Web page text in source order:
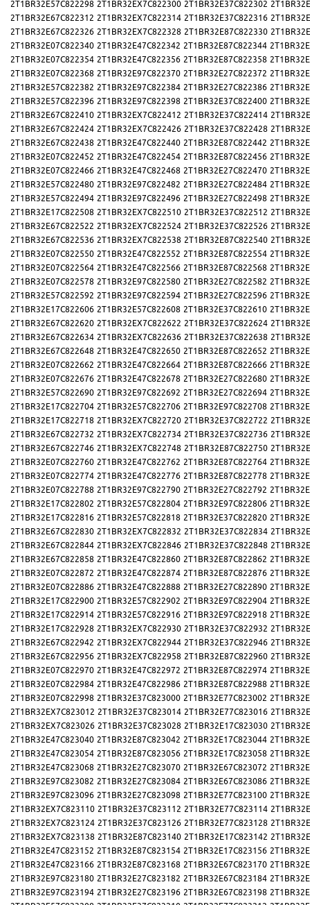
2T1BR32E57C822298 2T1BR32EX7C822300 2T1BR32E37C822302
2T1BR32E67C822312 2T1BR32EX7C822314 2T1BR32E37C822316
2T1BR32E67C822326 2T1BR32EX7C822328 2T1BR32E87C822330
2T1BR32E07C822340 2T1BR32E47C822342 2T1BR32E87C822344
2T1BR32E07C822354 2T1BR32E47C822356 2T1BR32E87C822358
2T1BR32E07C822368 2T1BR32E97C822370 2T1BR32E27C822372
2T1BR32E57C822382 2T1BR32E97C822384 2T1BR32E27C822386
2T1BR32E57C822396 2T1BR32E97C822398 2T1BR32E37C822400
2T1BR32E67C822410 2T1BR32EX7C822412 2T1BR32E37C822414
2T1BR32E67C822424 2T1BR32EX7C822426 2T1BR32E37C822428
2T1BR32E67C822438 2T1BR32E47C822440 2T1BR32E87C822442
2T1BR32E07C822452 2T1BR32E47C822454 2T1BR32E87C822456
2T1BR32E07C822466 2T1BR32E47C822468 2T1BR32E27C822470
2T1BR32E57C822480 2T1BR32E97C822482 2T1BR32E27C822484
2T1BR32E57C822494 2T1BR32E97C822496 2T1BR32E27C822498
2T1BR32E17C822508 2T1BR32EX7C822510 2T1BR32E37C822512
2T1BR32E67C822522 2T1BR32EX7C822524 2T1BR32E37C822526
2T1BR32E67C822536 2T1BR32EX7C822538 2T1BR32E87C822540
2T1BR32E07C822550 2T1BR32E47C822552 2T1BR32E87C822554
2T1BR32E07C822564 2T1BR32E47C822566 2T1BR32E87C822568
2T1BR32E07C822578 2T1BR32E97C822580 2T1BR32E27C822582
2T1BR32E57C822592 2T1BR32E97C822594 2T1BR32E27C822596
2T1BR32E17C822606 2T1BR32E57C822608 2T1BR32E37C822610
2T1BR32E67C822620 2T1BR32EX7C822622 2T1BR32E37C822624
2T1BR32E67C822634 2T1BR32EX7C822636 2T1BR32E37C822638
2T1BR32E67C822648 2T1BR32E47C822650 2T1BR32E87C822652
2T1BR32E07C822662 2T1BR32E47C822664 2T1BR32E87C822666
2T1BR32E07C822676 2T1BR32E47C822678 2T1BR32E27C822680
2T1BR32E57C822690 2T1BR32E97C822692 2T1BR32E27C822694
2T1BR32E17C822704 2T1BR32E57C822706 2T1BR32E97C822708
2T1BR32E17C822718 2T1BR32EX7C822720 2T1BR32E37C822722
2T1BR32E67C822732 2T1BR32EX7C822734 2T1BR32E37C822736
2T1BR32E67C822746 2T1BR32EX7C822748 2T1BR32E87C822750
2T1BR32E07C822760 2T1BR32E47C822762 2T1BR32E87C822764
2T1BR32E07C822774 2T1BR32E47C822776 2T1BR32E87C822778
2T1BR32E07C822788 2T1BR32E97C822790 2T1BR32E27C822792
2T1BR32E17C822802 2T1BR32E57C822804 2T1BR32E97C822806
2T1BR32E17C822816 2T1BR32E57C822818 2T1BR32E37C822820
2T1BR32E67C822830 2T1BR32EX7C822832 2T1BR32E37C822834
2T1BR32E67C822844 2T1BR32EX7C822846 2T1BR32E37C822848
2T1BR32E67C822858 2T1BR32E47C822860 2T1BR32E87C822862
2T1BR32E07C822872 2T1BR32E47C822874 2T1BR32E87C822876
2T1BR32E07C822886 2T1BR32E47C822888 2T1BR32E27C822890
2T1BR32E17C822900 2T1BR32E57C822902 2T1BR32E97C822904
2T1BR32E17C822914 2T1BR32E57C822916 2T1BR32E97C822918
2T1BR32E17C822928 2T1BR32EX7C822930 2T1BR32E37C822932
2T1BR32E67C822942 2T1BR32EX7C822944 2T1BR32E37C822946
2T1BR32E67C822956 2T1BR32EX7C822958 2T1BR32E87C822960
2T1BR32E07C822970 2T1BR32E47C822972 2T1BR32E87C822974
2T1BR32E07C822984 2T1BR32E47C822986 2T1BR32E87C822988
2T1BR32E07C822998 2T1BR32E37C823000 2T1BR32E77C823002
2T1BR32EX7C823012 2T1BR32E37C823014 2T1BR32E77C823016
2T1BR32EX7C823026 2T1BR32E37C823028 2T1BR32E17C823030
2T1BR32E47C823040 2T1BR32E87C823042 2T1BR32E17C823044
2T1BR32E47C823054 2T1BR32E87C823056 2T1BR32E17C823058
2T1BR32E47C823068 2T1BR32E27C823070 2T1BR32E67C823072
2T1BR32E97C823082 2T1BR32E27C823084 2T1BR32E67C823086
2T1BR32E97C823096 2T1BR32E27C823098 2T1BR32E77C823100
2T1BR32EX7C823110 2T1BR32E37C823112 2T1BR32E77C823114
2T1BR32EX7C823124 2T1BR32E37C823126 2T1BR32E77C823128
2T1BR32EX7C823138 2T1BR32E87C823140 2T1BR32E17C823142
2T1BR32E47C823152 2T1BR32E87C823154 2T1BR32E17C823156
2T1BR32E47C823166 2T1BR32E87C823168 2T1BR32E67C823170
2T1BR32E97C823180 2T1BR32E27C823182 2T1BR32E67C823184
2T1BR32E97C823194 2T1BR32E27C823196 2T1BR32E67C823198